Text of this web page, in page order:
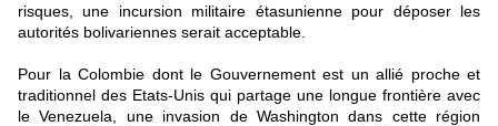
risques, une incursion militaire étasunienne pour déposer les
autorités bolivariennes serait acceptable.
Pour la Colombie dont le Gouvernement est un allié proche et
traditionnel des Etats-Unis qui partage une longue frontière avec
le Venezuela, une invasion de Washington dans cette région